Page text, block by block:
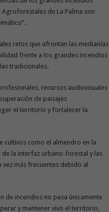
de La Palma son
retos que afrontan las medianías
frente a los grandes incendios
tradicionales.
recursos audiovisuales
de paisajes
el territorio y fortalecer la
cultivos como el almendro en la
la interfaz urbano-forestal y las
más frecuentes debido al
de incendios no pasa únicamente
y mantener vivo el territorio,